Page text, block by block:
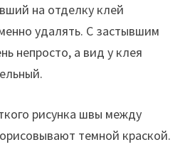
на отделку клей
удалять. С застывшим
непросто, а вид у клея
рисунка швы между
темной краской.